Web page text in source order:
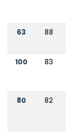
63 88
100 83
80 82